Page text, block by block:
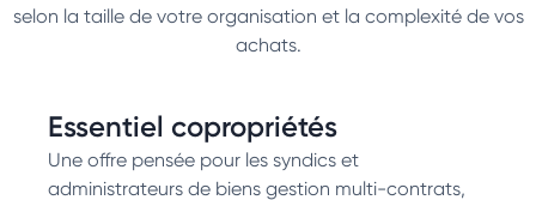
selon la taille de votre organisation et la complexité de vos
achats.
Essentiel copropriétés
Une offre pensée pour les syndics et
administrateurs de biens gestion multi-contrats,